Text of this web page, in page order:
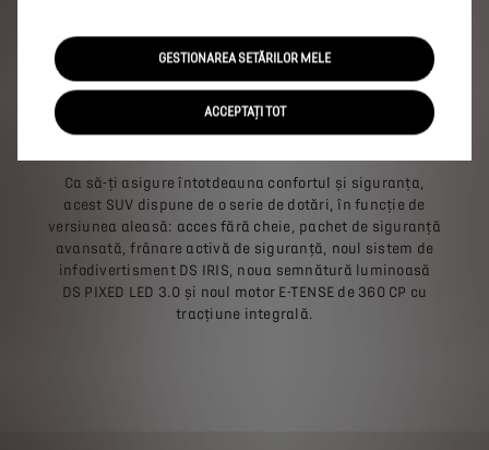
spații de depozitare pentru mai multă funcționalitate și
Ca să-ți asigure întotdeauna confortul și siguranța,
acest SUV dispune de o serie de dotări, în funcție de
versiunea aleasă: acces fără cheie, pachet de siguranță
avansată, frânare activă de siguranță, noul sistem de
infodivertisment DS IRIS, noua semnătură luminoasă
DS PIXED LED 3.0 și noul motor E-TENSE de 360 CP cu
tracțiune integrală.
GESTIONAREA SETĂRILOR MELE
ACCEPTAȚI TOT